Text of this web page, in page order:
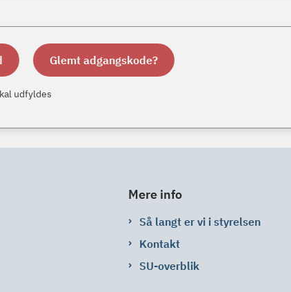
Glemt adgangskode?
udfyldes
Mere info
Så langt er vi i styrelsen
Kontakt
SU-overblik